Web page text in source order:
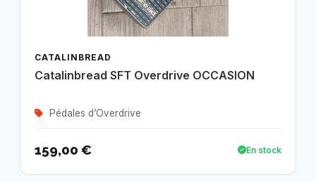
CATALINBREAD
Catalinbread SFT Overdrive OCCASION
Pédales d’Overdrive
159,00 € En stock